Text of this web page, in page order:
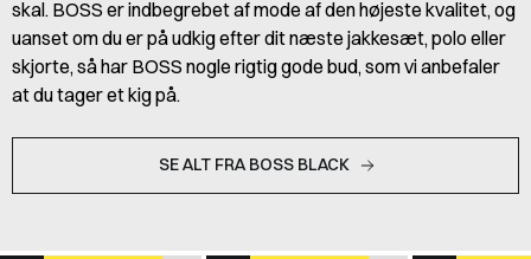
skal. BOSS er indbegrebet af mode af den højeste kvalitet, og
uanset om du er på udkig efter dit næste jakkesæt, polo eller
skjorte, så har BOSS nogle rigtig gode bud, som vi anbefaler
at du tager et kig på.
SE ALT FRA BOSS BLACK